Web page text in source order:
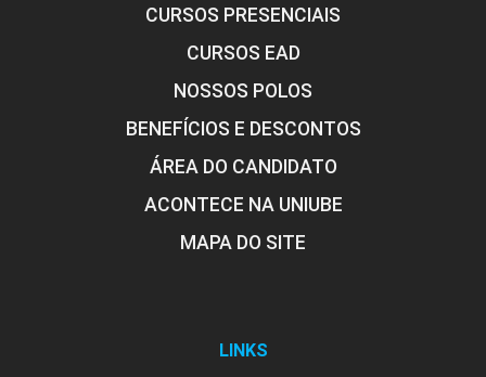
CURSOS PRESENCIAIS
CURSOS EAD
NOSSOS POLOS
BENEFÍCIOS E DESCONTOS
ÁREA DO CANDIDATO
ACONTECE NA UNIUBE
MAPA DO SITE
LINKS